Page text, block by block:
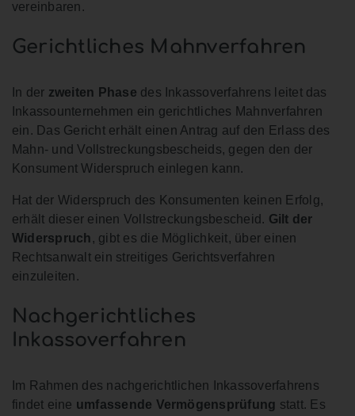
vereinbaren.
Gerichtliches Mahnverfahren
In der zweiten Phase des Inkassoverfahrens leitet das
Inkassounternehmen ein gerichtliches Mahnverfahren
ein. Das Gericht erhält einen Antrag auf den Erlass des
Mahn- und Vollstreckungsbescheids, gegen den der
Konsument Widerspruch einlegen kann.
Hat der Widerspruch des Konsumenten keinen Erfolg,
erhält dieser einen Vollstreckungsbescheid. Gilt der
Widerspruch , gibt es die Möglichkeit, über einen
Rechtsanwalt ein streitiges Gerichtsverfahren
einzuleiten.
Nachgerichtliches
Inkassoverfahren
Im Rahmen des nachgerichtlichen Inkassoverfahrens
findet eine umfassende Vermögensprüfung statt. Es